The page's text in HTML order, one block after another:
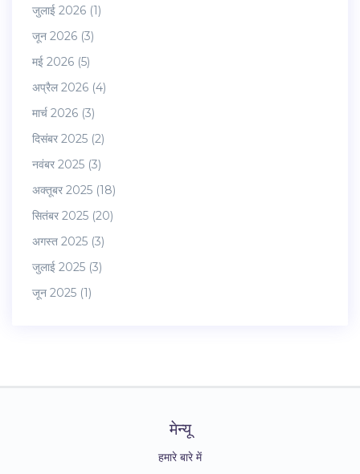
जुलाई 2026 (1)
जून 2026 (3)
मई 2026 (5)
अप्रैल 2026 (4)
मार्च 2026 (3)
दिसंबर 2025 (2)
नवंबर 2025 (3)
अक्तूबर 2025 (18)
सितंबर 2025 (20)
अगस्त 2025 (3)
जुलाई 2025 (3)
जून 2025 (1)
मेन्यू
हमारे बारे में